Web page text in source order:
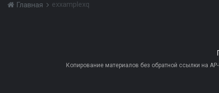
Главная exxamplexq
Копирование материалов без обратной ссылки на